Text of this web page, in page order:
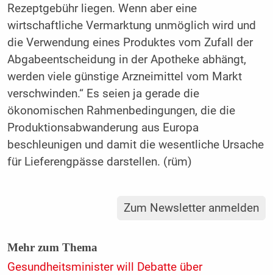
Rezeptgebühr liegen. Wenn aber eine
wirtschaftliche Vermarktung unmöglich wird und
die Verwendung eines Produktes vom Zufall der
Abgabeentscheidung in der Apotheke abhängt,
werden viele günstige Arzneimittel vom Markt
verschwinden.“ Es seien ja gerade die
ökonomischen Rahmenbedingungen, die die
Produktionsabwanderung aus Europa
beschleunigen und damit die wesentliche Ursache
für Lieferengpässe darstellen. (rüm)
Zum Newsletter anmelden
Mehr zum Thema
Gesundheitsminister will Debatte über